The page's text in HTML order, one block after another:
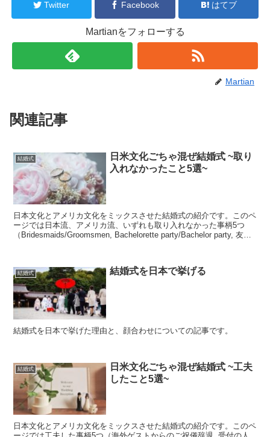
Twitter Facebook はてブ
Martianをフォローする
Martian
関連記事
結婚式
日米文化ごちゃ混ぜ結婚式 ~取り
入れなかったこと5選~
日本文化とアメリカ文化をミックスさせた結婚式の紹介です。このペ
ージでは日本流、アメリカ流、いずれも取り入れなかった事柄5つ
（Bridesmaids/Groomsmen, Bachelorette party/Bachelor party, 友人
結婚式 結婚式を日本で挙げる
結婚式を日本で挙げた理由と、顔合わせについての記事です。
結婚式
日米文化ごちゃ混ぜ結婚式 ~工夫
したこと5選~
日本文化とアメリカ文化をミックスさせた結婚式の紹介です。このペ